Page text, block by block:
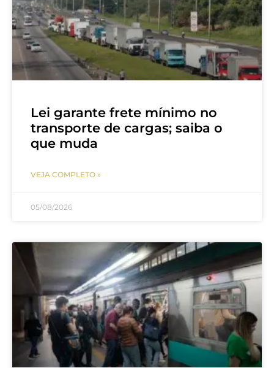
Lei garante frete mínimo no
transporte de cargas; saiba o
que muda
VEJA COMPLETO »
05/08/2026